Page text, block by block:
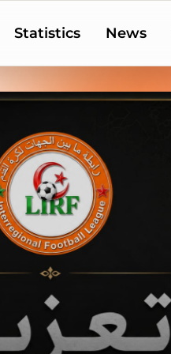
Statistics News